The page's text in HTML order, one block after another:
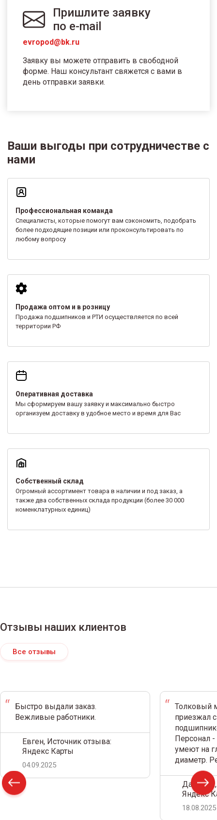
Пришлите заявку
по e-mail
evropod@bk.ru
Заявку вы можете отправить в свободной
форме. Наш консультант свяжется с вами в
день отправки заявки.
Ваши выгоды при сотрудничестве с
нами
Профессиональная команда
Специалисты, которые помогут вам сэкономить, подобрать
более подходящие позиции или проконсультировать по
любому вопросу
Продажа оптом и в розницу
Продажа подшипников и РТИ осуществляется по всей
территории РФ
Оперативная доставка
Мы сформируем вашу заявку и максимально быстро
организуем доставку в удобное место и время для Вас
Собственный склад
Огромный ассортимент товара в наличии и под заказ, а
также два собственных склада продукции (более 30 000
номенклатурных единиц)
Отзывы наших клиентов
Все отзывы
Быстро выдали заказ.
Вежливые работники.
Евген, Источник отзыва:
Яндекс Карты
04.09.2025
Толковый
приезжал
Персонал
умеют на
диаметр.
Дамир
Яндекс
18.08.2025